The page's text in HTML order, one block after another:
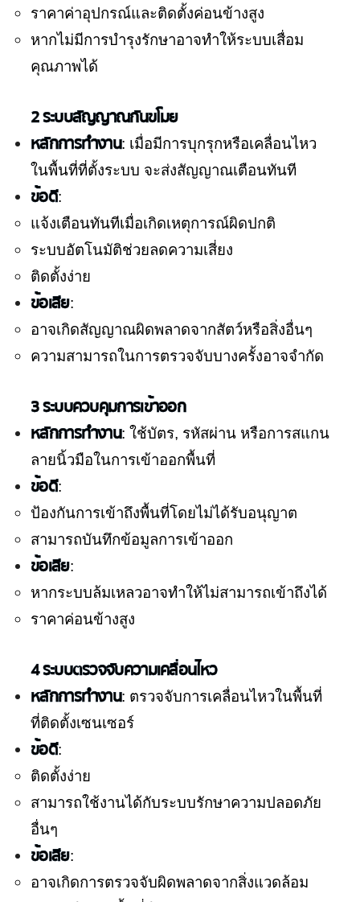
ราคาค่าอุปกรณ์และติดตั้งค่อนข้างสูง
หากไม่มีการบำรุงรักษาอาจทำให้ระบบเสื่อม
คุณภาพได้
2 ระบบสัญญาณกันขโมย
หลักการทำงาน: เมื่อมีการบุกรุกหรือเคลื่อนไหว
ในพื้นที่ที่ตั้งระบบ จะส่งสัญญาณเตือนทันที
ข้อดี:
แจ้งเตือนทันทีเมื่อเกิดเหตุการณ์ผิดปกติ
ระบบอัตโนมัติช่วยลดความเสี่ยง
ติดตั้งง่าย
ข้อเสีย:
อาจเกิดสัญญาณผิดพลาดจากสัตว์หรือสิ่งอื่นๆ
ความสามารถในการตรวจจับบางครั้งอาจจำกัด
3 ระบบควบคุมการเข้าออก
หลักการทำงาน: ใช้บัตร, รหัสผ่าน หรือการสแกน
ลายนิ้วมือในการเข้าออกพื้นที่
ข้อดี:
ป้องกันการเข้าถึงพื้นที่โดยไม่ได้รับอนุญาต
สามารถบันทึกข้อมูลการเข้าออก
ข้อเสีย:
หากระบบล้มเหลวอาจทำให้ไม่สามารถเข้าถึงได้
ราคาค่อนข้างสูง
4 ระบบตรวจจับความเคลื่อนไหว
หลักการทำงาน: ตรวจจับการเคลื่อนไหวในพื้นที่
ที่ติดตั้งเซนเซอร์
ข้อดี:
ติดตั้งง่าย
สามารถใช้งานได้กับระบบรักษาความปลอดภัย
อื่นๆ
ข้อเสีย:
อาจเกิดการตรวจจับผิดพลาดจากสิ่งแวดล้อม